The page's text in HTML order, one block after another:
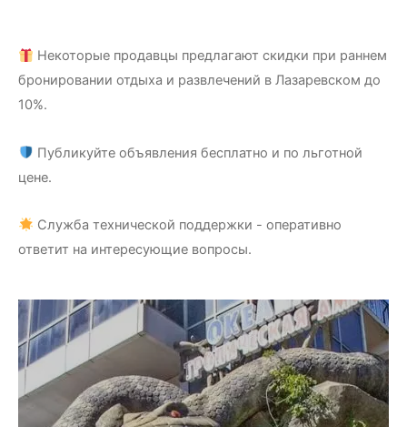
Некоторые продавцы предлагают скидки при раннем
бронировании отдыха и развлечений в Лазаревском до
10%.
Публикуйте объявления бесплатно и по льготной
цене.
Служба технической поддержки - оперативно
ответит на интересующие вопросы.